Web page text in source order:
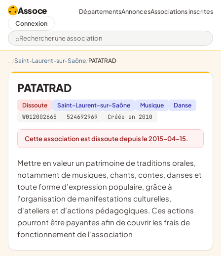
Assoce
Rechercher une association
DépartementsAnnoncesAssociations inscrites
Connexion
Saint-Laurent-sur-Saône PATATRAD
PATATRAD
Dissoute Saint-Laurent-sur-Saône Musique
Danse
W012002665
524692969 Créée en 2010
Cette association est dissoute depuis le 2015-04-15.
mettre en valeur un patrimoine de traditions orales,
notamment de musiques, chants, contes, danses et
toute forme d'expression populaire, grâce à
l'organisation de manifestations culturelles,
d'ateliers et d'actions pédagogiques. Ces actions
pourront être payantes afin de couvrir les frais de
fonctionnement de l'association